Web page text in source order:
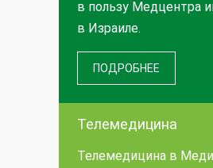
в пользу Медцентра
в Израиле.
ПОДРОБНЕЕ
Телемедицина
Телемедицина в